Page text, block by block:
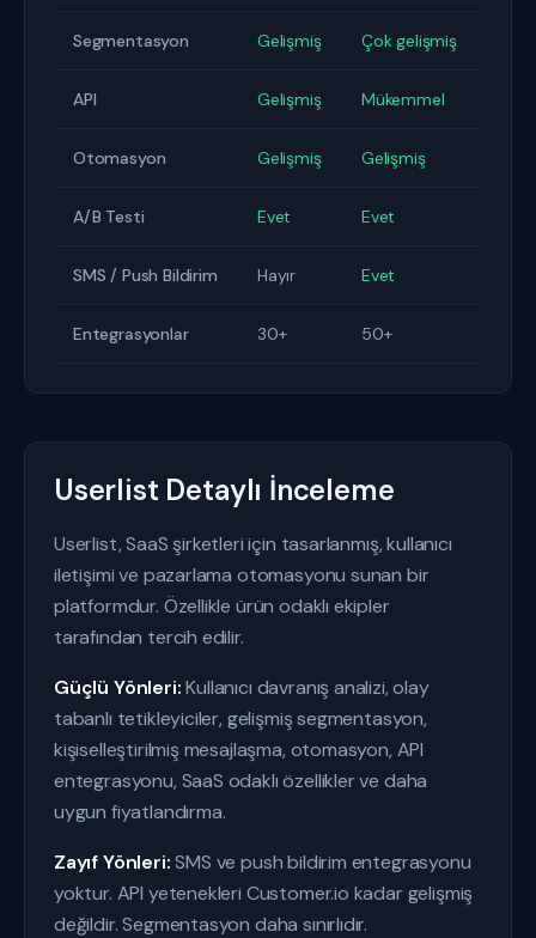
Segmentasyon Gelişmiş Çok gelişmiş
API Gelişmiş Mükemmel
Otomasyon Gelişmiş Gelişmiş
A/B Testi Evet Evet
SMS / Push Bildirim Hayır Evet
Entegrasyonlar 30+ 50+
Userlist Detaylı İnceleme
Userlist, SaaS şirketleri için tasarlanmış, kullanıcı
iletişimi ve pazarlama otomasyonu sunan bir
platformdur. Özellikle ürün odaklı ekipler
tarafından tercih edilir.
Güçlü Yönleri:Kullanıcı davranış analizi, olay
tabanlı tetikleyiciler, gelişmiş segmentasyon,
kişiselleştirilmiş mesajlaşma, otomasyon, API
entegrasyonu, SaaS odaklı özellikler ve daha
uygun fiyatlandırma.
Zayıf Yönleri:SMS ve push bildirim entegrasyonu
yoktur. API yetenekleri Customer.io kadar gelişmiş
değildir. Segmentasyon daha sınırlıdır.